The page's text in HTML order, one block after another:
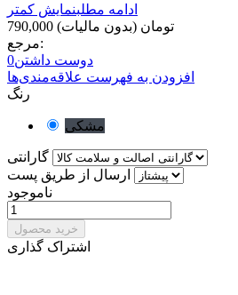
ادامه مطلبنمایش کمتر
790,000 تومان (بدون مالیات)
مرجع:
دوست داشتن0
افزودن به فهرست علاقه‌مندی‌ها
رنگ
مشکی
گارانتی
ارسال از طریق پست
ناموجود
خرید محصول
اشتراک گذاری